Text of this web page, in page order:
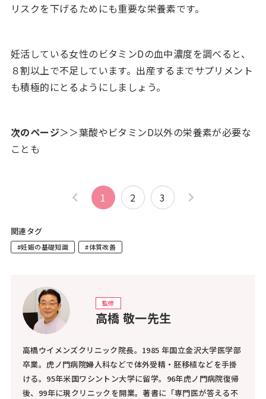
リスクを下げるためにも重要な栄養素です。
妊活している女性のビタミンDの血中濃度を調べると、
８割以上で不足しています。出産するまでサプリメント
も積極的にとるようにしましょう。
次のページ＞＞葉酸やビタミンD以外の栄養素が必要な
ことも
1 2 3
関連タグ
#妊娠の基礎知識 #体質改善
監修
高橋 敬一先生
高橋ウイメンズクリニック院長。1985 年国立金沢大学医学部
卒業。虎ノ門病院婦人科などで体外受精・胚移植などを手掛
ける。95年米国ワシントン大学に留学。96年虎ノ門病院復帰
後、99年に現クリニックを開業。著書に「専門医が答える不